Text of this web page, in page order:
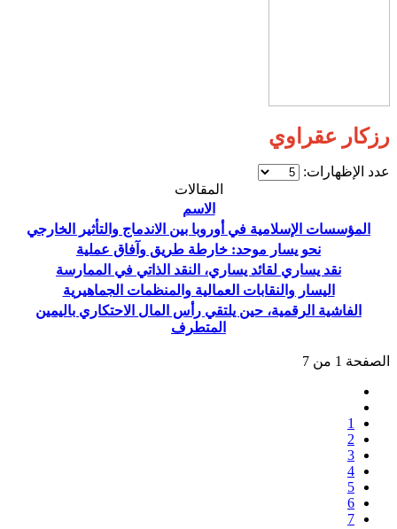
رزكار عقراوي
عدد الإظهارات:
المقالات
الاسم
المؤسسات الإسلامية في أوروبا بين الاندماج والتأثير الخارجي
نحو يسار موحد: خارطة طريق وآفاق عملية
نقد يساري لقائد يساري، النقد الذاتي في الممارسة
اليسار والنقابات العمالية والمنظمات الجماهيرية
الفاشية الرقمية، حين يلتقي رأس المال الاحتكاري باليمين
المتطرف
الصفحة 1 من 7
1
2
3
4
5
6
7